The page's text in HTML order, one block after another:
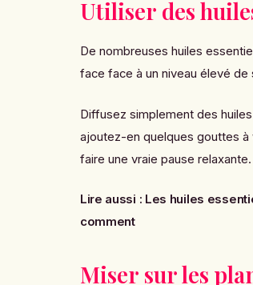
Utiliser des
De nombreuses huiles
face face à un niveau élevé
Diffusez simplement des
ajoutez-en quelques gouttes
faire une vraie pause relaxante.
Lire aussi : Les huiles
comment
Miser sur les